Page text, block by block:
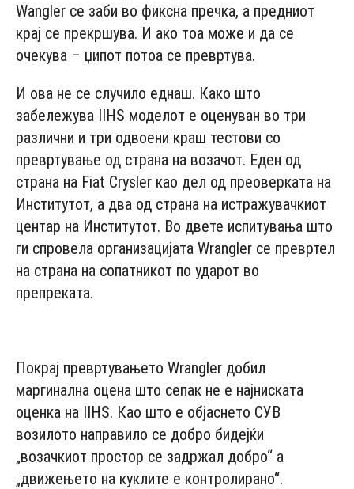
Wangler се заби во фиксна пречка, а предниот
крај се прекршува. И ако тоа може и да се
очекува – џипот потоа се превртува.
И ова не се случило еднаш. Како што
забележува IIHS моделот е оценуван во три
различни и три одвоени краш тестови со
превртување од страна на возачот. Еден од
страна на Fiat Crysler као дел од преоверката на
Институтот, а два од страна на истражувачкиот
центар на Институтот. Во двете испитувања што
ги спровела организацијата Wrangler се превртел
на страна на сопатникот по ударот во
препреката.
Покрај превртувањето Wranglеr добил
маргинална оцена што сепак не е најниската
оценка на IIHS. Као што е објаснето СУВ
возилото направило се добро бидејќи
„возачкиот простор се задржал добро“ а
„движењето на куклите е контролирано“.